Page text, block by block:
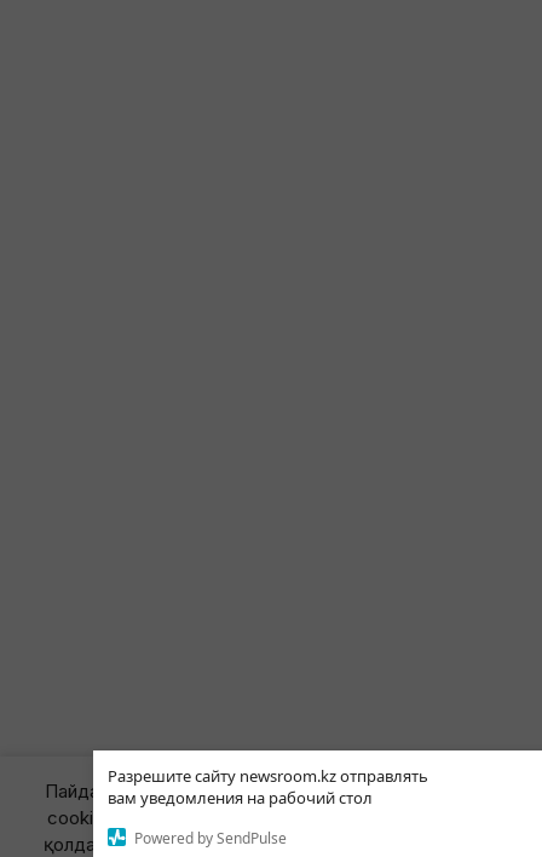
Разрешите сайту newsroom.kz отправлять
вам уведомления на рабочий стол
Powered by SendPulse
Пайдаланушы тәжірибесін жақсарту мақсатында біз
cookies файлдарын пайдаланамыз. Сайтты әрі қарай
қолдану арқылы сіз cookies файлдарын пайдалануға